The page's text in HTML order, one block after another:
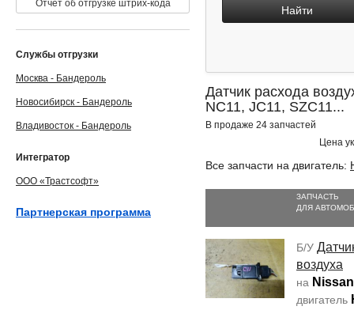
Найти
Датчик расхода
NC11, JC11, SZC11...
В продаже 24 запчастей
Цена
Все запчасти на двигатель:
ЗАПЧАСТЬ
ДЛЯ
Б/У
воздуха
на
двигатель
Отчет об отгрузке штрих-кода
Службы отгрузки
Москва - Бандероль
Новосибирск - Бандероль
Владивосток - Бандероль
Интегратор
ООО «Трастсофт»
Партнерская программа